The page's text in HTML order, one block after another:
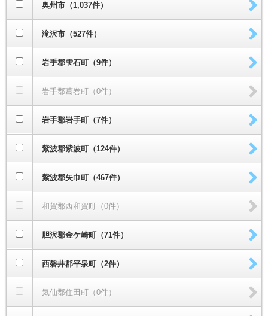
奥州市（1,037件）
滝沢市（527件）
岩手郡雫石町（9件）
岩手郡葛巻町（0件）
岩手郡岩手町（7件）
紫波郡紫波町（124件）
紫波郡矢巾町（467件）
和賀郡西和賀町（0件）
胆沢郡金ケ崎町（71件）
西磐井郡平泉町（2件）
気仙郡住田町（0件）